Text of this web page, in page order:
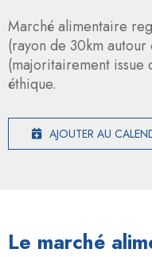
Marché alimentaire
(rayon de 30km
(majoritairement
éthique.
AJOUTER AU
Le marché